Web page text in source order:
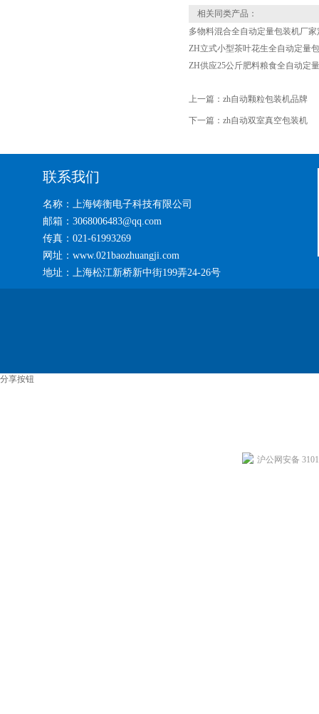
相关同类产品：
多物料混合全自动定量包装机厂家
ZH立式小型茶叶花生全自动定量
ZH供应25公斤肥料粮食全自动定
上一篇： zh自动颗粒包装机品牌
下一篇： zh自动双室真空包装机
联系我们
名称：上海铸衡电子科技有限公司
邮箱：3068006483@qq.com
传真：021-61993269
网址：www.021baozhuangji.com
地址：上海松江新桥新中街199弄24-26号
分享按钮
沪公网安备